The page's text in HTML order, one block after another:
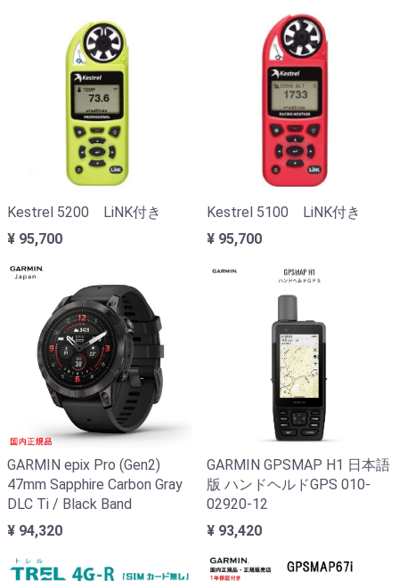
Kestrel 5200 LiNK付き
¥ 95,700
Kestrel 5100 LiNK付き
¥ 95,700
GARMIN epix Pro (Gen2)
47mm Sapphire Carbon Gray
DLC Ti / Black Band
¥ 94,320
GARMIN GPSMAP H1 日本語
版 ハンドヘルドGPS 010-
02920-12
¥ 93,420